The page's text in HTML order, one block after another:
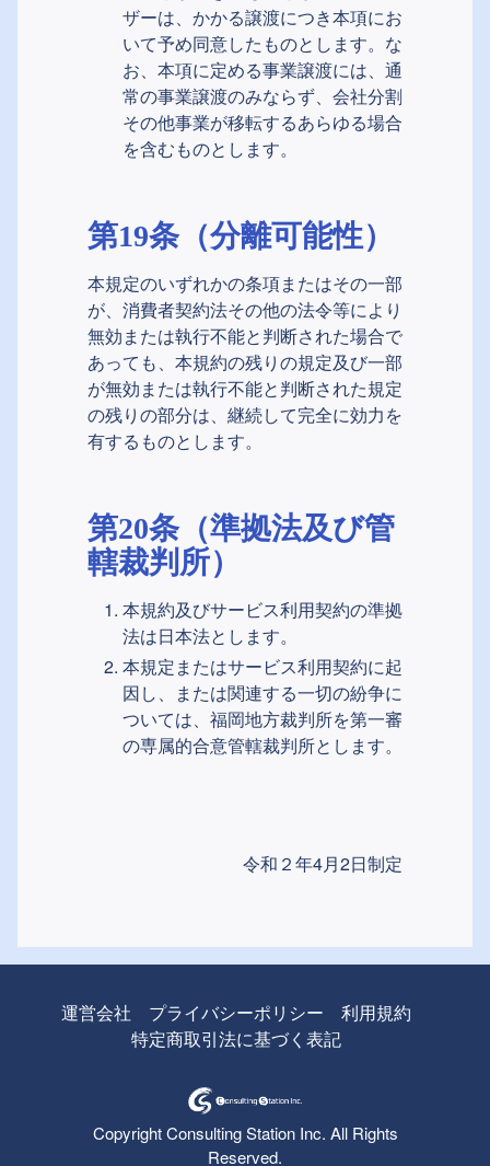
ザーは、かかる譲渡につき本項にお
いて予め同意したものとします。な
お、本項に定める事業譲渡には、通
常の事業譲渡のみならず、会社分割
その他事業が移転するあらゆる場合
を含むものとします。
第19条（分離可能性）
本規定のいずれかの条項またはその一部
が、消費者契約法その他の法令等により
無効または執行不能と判断された場合で
あっても、本規約の残りの規定及び一部
が無効または執行不能と判断された規定
の残りの部分は、継続して完全に効力を
有するものとします。
第20条（準拠法及び管
轄裁判所）
本規約及びサービス利用契約の準拠
法は日本法とします。
本規定またはサービス利用契約に起
因し、または関連する一切の紛争に
ついては、福岡地方裁判所を第一審
の専属的合意管轄裁判所とします。
令和２年4月2日制定
運営会社 プライバシーポリシー
利用規約
特定商取引法に基づく表記
Copyright Consulting Station Inc. All Rights
Reserved.